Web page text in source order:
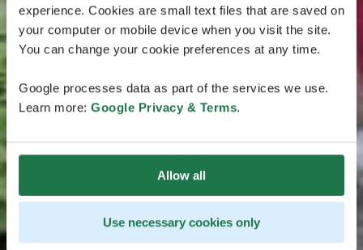
experience. Cookies are small text files that are saved on
your computer or mobile device when you visit the site.
You can change your cookie preferences at any time.
Google processes data as part of the services we use.
Learn more: Google Privacy & Terms.
Allow all
Use necessary cookies only